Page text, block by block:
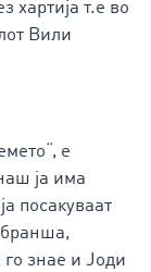
хартија т.е во
Вили
е
ја има
посакуваат
бранша,
го знае и Јоди